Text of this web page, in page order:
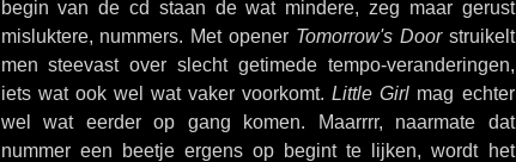
begin van de cd staan de wat mindere, zeg maar gerust
misluktere, nummers. Met opener Tomorrow's Doorstruikelt
men steevast over slecht getimede tempo-veranderingen,
iets wat ook wel wat vaker voorkomt.Little Girl mag echter
wel wat eerder op gang komen. Maarrrr, naarmate dat
nummer een beetje ergens op begint te lijken, wordt het